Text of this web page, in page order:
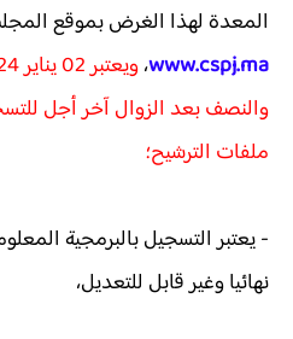
المعدة لهذا الغرض بموقع
www.cspj.ma،
والنصف بعد الزوال آخر أجل
ملفات الترشيح؛
- يعتبر التسجيل بالبرمجية
نهائيا وغير قابل للتعديل،